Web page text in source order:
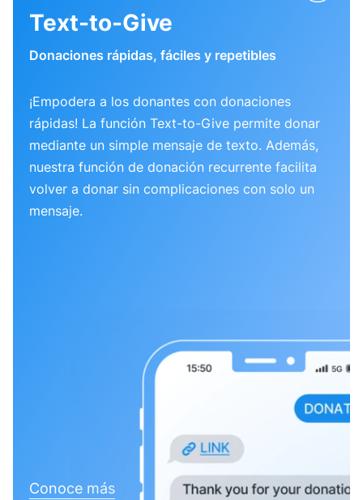
Text-to-Give
Donaciones rápidas, fáciles y repetibles
¡Empodera a los donantes con donaciones
rápidas! La función Text-to-Give permite donar
mediante un simple mensaje de texto. Además,
nuestra función de donación recurrente facilita
volver a donar sin complicaciones con solo un
mensaje.
Conoce más